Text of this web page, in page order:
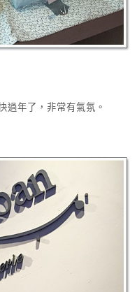
過年了，非常有氣氛。